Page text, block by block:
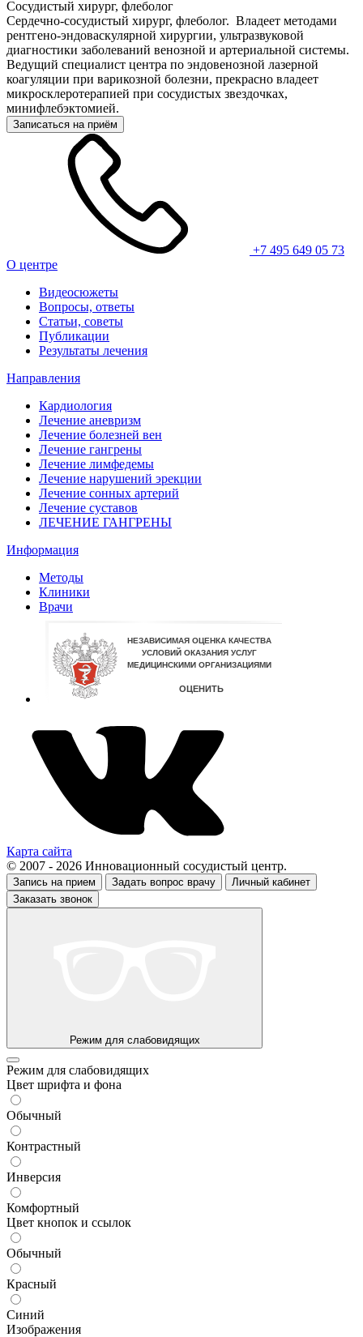
Сосудистый хирург, флеболог
Сердечно-сосудистый хирург, флеболог. Владеет методами
рентгено-эндоваскулярной хирургии, ультразвуковой
диагностики заболеваний венозной и артериальной системы.
Ведущий специалист центра по эндовенозной лазерной
коагуляции при варикозной болезни, прекрасно владеет
микросклеротерапией при сосудистых звездочках,
минифлебэктомией.
Записаться на приём
+7 495 649 05 73
О центре
Видеосюжеты
Вопросы, ответы
Статьи, советы
Публикации
Результаты лечения
Направления
Кардиология
Лечение аневризм
Лечение болезней вен
Лечение гангрены
Лечение лимфедемы
Лечение нарушений эрекции
Лечение сонных артерий
Лечение суставов
ЛЕЧЕНИЕ ГАНГРЕНЫ
Информация
Методы
Клиники
Врачи
Карта сайта
© 2007 - 2026 Инновационный сосудистый центр.
Запись на прием Задать вопрос врачу
Личный кабинет
Заказать звонок
Режим для слабовидящих
Режим для слабовидящих
Цвет шрифта и фона
Обычный
Контрастный
Инверсия
Комфортный
Цвет кнопок и ссылок
Обычный
Красный
Синий
Изображения